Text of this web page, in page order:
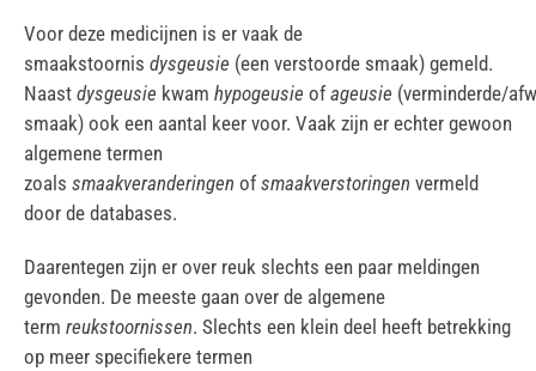
Voor deze medicijnen is er vaak de
smaakstoornis dysgeusie (een verstoorde smaak) gemeld.
Naast dysgeusie kwam hypogeusie ofageusie (verminderde/
smaak) ook een aantal keer voor. Vaak zijn er echter gewoon
algemene termen
zoals smaakveranderingen ofsmaakverstoringen vermeld
door de databases.
Daarentegen zijn er over reuk slechts een paar meldingen
gevonden. De meeste gaan over de algemene
term reukstoornissen. Slechts een klein deel heeft betrekking
op meer specifiekere termen